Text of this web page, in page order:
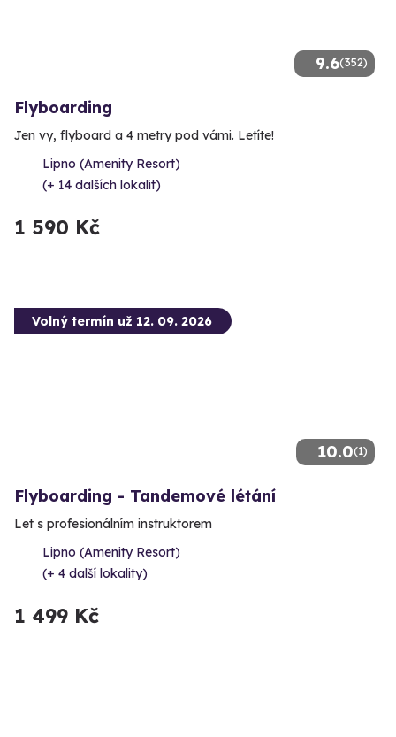
9.6(352)
Flyboarding
Jen vy, flyboard a 4 metry pod vámi. Letíte!
Lipno (Amenity Resort)
(+ 14 dalších lokalit)
1 590 Kč
10.0(1)
Volný termín už 12. 09. 2026
Flyboarding - Tandemové létání
Let s profesionálním instruktorem
Lipno (Amenity Resort)
(+ 4 další lokality)
1 499 Kč